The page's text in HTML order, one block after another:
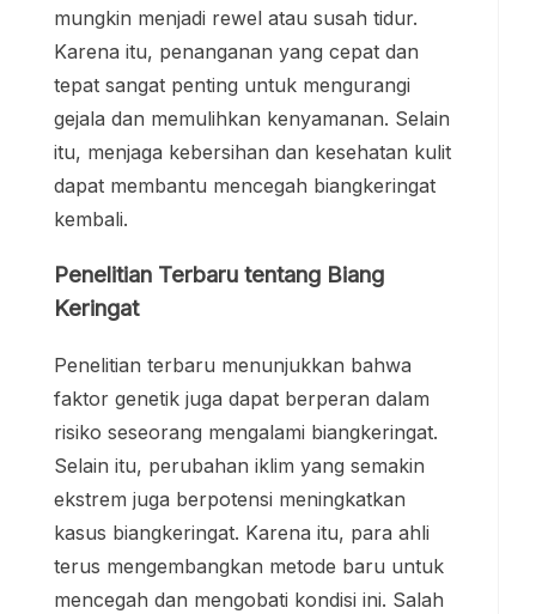
mungkin menjadi rewel atau susah tidur.
Karena itu, penanganan yang cepat dan
tepat sangat penting untuk mengurangi
gejala dan memulihkan kenyamanan. Selain
itu, menjaga kebersihan dan kesehatan kulit
dapat membantu mencegah biangkeringat
kembali.
Penelitian Terbaru tentang Biang
Keringat
Penelitian terbaru menunjukkan bahwa
faktor genetik juga dapat berperan dalam
risiko seseorang mengalami biangkeringat.
Selain itu, perubahan iklim yang semakin
ekstrem juga berpotensi meningkatkan
kasus biangkeringat. Karena itu, para ahli
terus mengembangkan metode baru untuk
mencegah dan mengobati kondisi ini. Salah